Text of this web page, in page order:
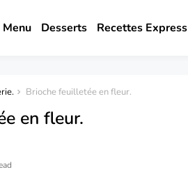
Desserts Recettes Express
Brioche feuilletée en fleur.
en fleur.